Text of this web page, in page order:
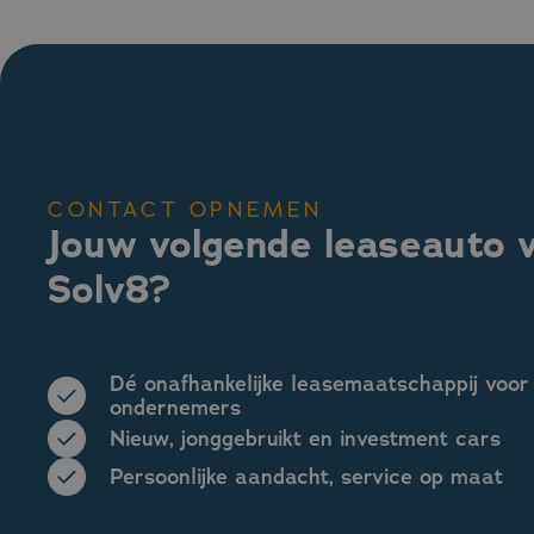
CONTACT OPNEMEN
Jouw volgende leaseauto
Solv8?
Dé onafhankelijke leasemaatschappij voor
ondernemers
Nieuw, jonggebruikt en investment cars
Persoonlijke aandacht, service op maat